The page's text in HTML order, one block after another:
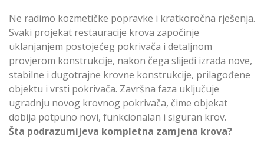
Ne radimo kozmetičke popravke i kratkoročna rješenja.
Svaki projekat restauracije krova započinje
uklanjanjem postojećeg pokrivača i detaljnom
provjerom konstrukcije, nakon čega slijedi izrada nove,
stabilne i dugotrajne krovne konstrukcije, prilagođene
objektu i vrsti pokrivača. Završna faza uključuje
ugradnju novog krovnog pokrivača, čime objekat
dobija potpuno novi, funkcionalan i siguran krov.
Šta podrazumijeva kompletna zamjena krova?